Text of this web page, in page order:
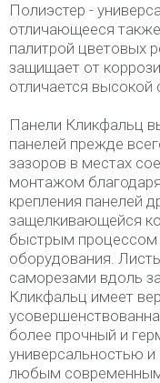
Полиэстер -
отличающееся
палитрой цветовых
защищает от
отличается высокой
Панели Кликфальц
панелей прежде
зазоров в местах
монтажом
крепления панелей
защелкивающейся
быстрым процессом
оборудования.
саморезами вдоль
Кликфальц имеет
более прочный и
универсальностью и
любым